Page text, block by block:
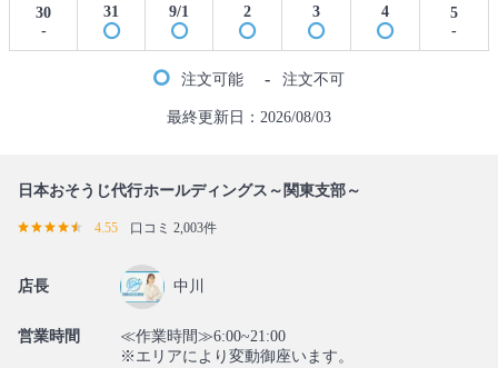
30
-
31 9/1 2 3 4
5
-
注文可能 - 注文不可
最終更新日：2026/08/03
日本おそうじ代行ホールディングス～関東支部～
4.55 口コミ 2,003件
店長 中川
営業時間
≪作業時間≫6:00~21:00
※エリアにより変動御座います。